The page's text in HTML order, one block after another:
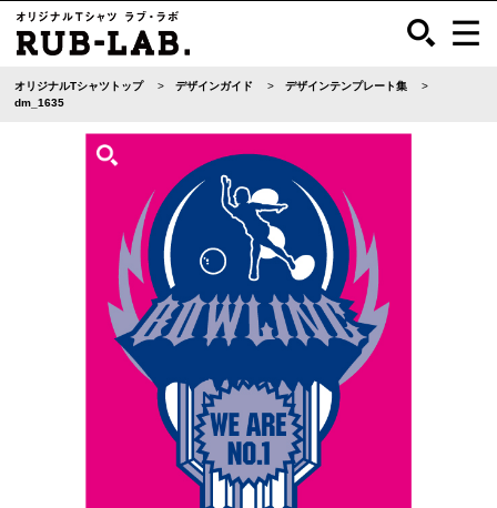
オリジナルTシャツトップ デザインガイド
デザインテンプレート集
dm_1635